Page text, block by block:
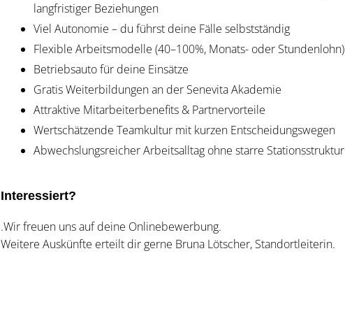
langfristiger Beziehungen
Viel Autonomie – du führst deine Fälle selbstständig
Flexible Arbeitsmodelle (40–100%, Monats- oder Stundenlohn)
Betriebsauto für deine Einsätze
Gratis Weiterbildungen an der Senevita Akademie
Attraktive Mitarbeiterbenefits & Partnervorteile
Wertschätzende Teamkultur mit kurzen Entscheidungswegen
Abwechslungsreicher Arbeitsalltag ohne starre Stationsstruktur
Interessiert?
.Wir freuen uns auf deine Onlinebewerbung.
Weitere Auskünfte erteilt dir gerne Bruna Lötscher, Standortleiterin.